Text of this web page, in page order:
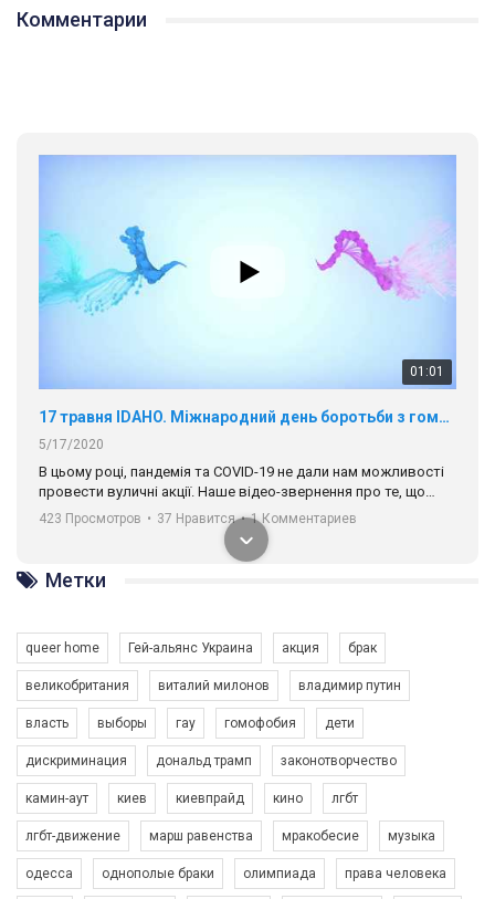
Комментарии
01:01
17 травня IDAHO. Міжнародний день боротьби з гомофобією трансфобією і біфобія.
5/17/2020
В цьому році, пандемія та COVІD-19 не дали нам можливості
провести вуличні акції. Наше відео-звернення про те, що
навіть коли ми у різних містах та не можемо зустрінеться, ми
разом. Ми закликаємо всіх хто поділяє цінності рівності та
солідарності, приєднатися до нас. Регіональні підрозділи
ГАУ є в 16 областях України.
Разом наш голос лунає гучніше!
423 Просмотров • 37 Нравится • 1 Комментариев
Зупинимо насильство проти ЛГБТ в Україні! Stop violence against LGBT in Ukraine!
6/30/2017
Метки
queer home Гей-альянс Украина акция брак
великобритания виталий милонов владимир путин
власть выборы гау гомофобия дети
дискриминация дональд трамп законотворчество
камин-аут киев киевпрайд кино лгбт
лгбт-движение марш равенства мракобесие музыка
одесса однополые браки олимпиада права человека